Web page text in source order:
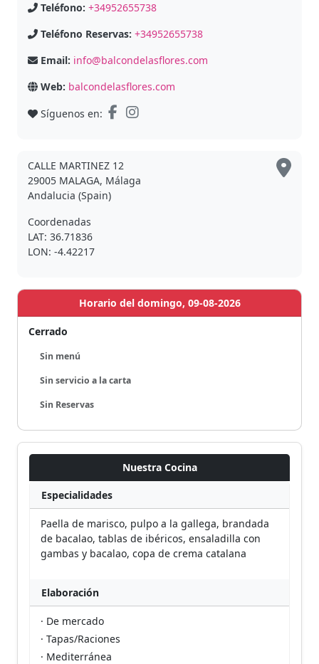
Teléfono: +34952655738
Teléfono Reservas: +34952655738
Email: info@balcondelasflores.com
Web: balcondelasflores.com
Síguenos en:
CALLE MARTINEZ 12
29005 MALAGA, Málaga
Andalucia (Spain)
Coordenadas
LAT: 36.71836
LON: -4.42217
Horario del domingo, 09-08-2026
Cerrado
Sin menú
Sin servicio a la carta
Sin Reservas
Nuestra Cocina
Especialidades
Paella de marisco, pulpo a la gallega, brandada
de bacalao, tablas de ibéricos, ensaladilla con
gambas y bacalao, copa de crema catalana
Elaboración
· De mercado
· Tapas/Raciones
· Mediterránea